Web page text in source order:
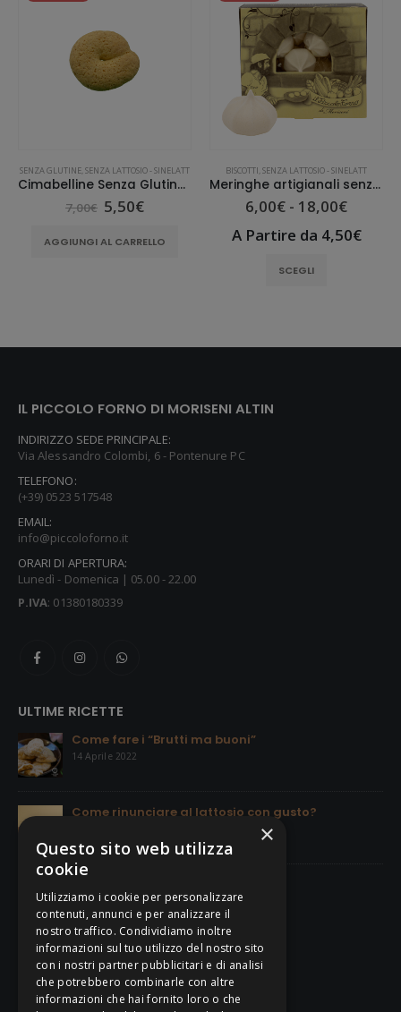
SENZA GLUTINE,SENZA LATTOSIO - SINELATT
Cimabelline Senza Glutine e Senza Lattosio
7,00€ 5,50€
AGGIUNGI AL CARRELLO
BISCOTTI,SENZA LATTOSIO - SINELATT
Meringhe artigianali senza lattosio
6,00€ - 18,00€
A Partire da 4,50€
SCEGLI
IL PICCOLO FORNO DI MORISENI ALTIN
INDIRIZZO SEDE PRINCIPALE:
Via Alessandro Colombi, 6 - Pontenure PC
TELEFONO:
(+39) 0523 517548
EMAIL:
info@piccoloforno.it
ORARI DI APERTURA:
Lunedì - Domenica | 05.00 - 22.00
P.IVA: 01380180339
ULTIME RICETTE
Come fare i “Brutti ma buoni”
14 Aprile 2022
Come rinunciare al lattosio con gusto?
18 Giugno 2021
CONDIZIONI DI VENDITA
Termini e Condizioni di Vendita
×
Questo sito web utilizza
cookie
Utilizziamo i cookie per personalizzare
contenuti, annunci e per analizzare il
nostro traffico. Condividiamo inoltre
informazioni sul tuo utilizzo del nostro sito
con i nostri partner pubblicitari e di analisi
che potrebbero combinarle con altre
informazioni che hai fornito loro o che